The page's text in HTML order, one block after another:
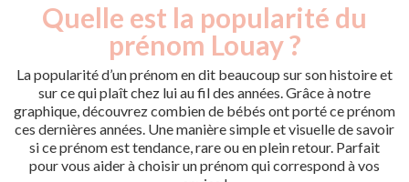
Quelle est la popularité du
prénom Louay ?
La popularité d’un prénom en dit beaucoup sur son histoire et
sur ce qui plaît chez lui au fil des années. Grâce à notre
graphique, découvrez combien de bébés ont porté ce prénom
ces dernières années. Une manière simple et visuelle de savoir
si ce prénom est tendance, rare ou en plein retour. Parfait
pour vous aider à choisir un prénom qui correspond à vos
Année
Nouveaux-
nés
2010
8
2011
8
2012
16
2013
23
2014
23
2015
21